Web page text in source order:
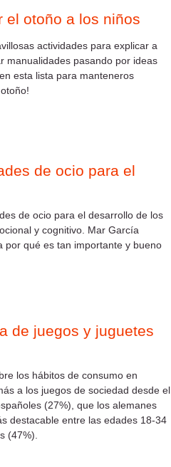
el otoño a los niños
actividades para explicar a
manualidades pasando por ideas
esta lista para manteneros
de ocio para el
de ocio para el desarrollo de los
y cognitivo. Mar García
por qué es tan importante y bueno
de juegos y juguetes
los hábitos de consumo en
a los juegos de sociedad desde el
(27%), que los alemanes
destacable entre las edades 18-34
(47%).